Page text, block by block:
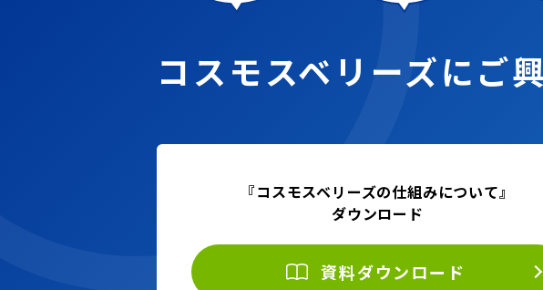
コスモスベリーズにご
『コスモスベリーズの仕組みについて』
ダウンロード
資料ダウンロード